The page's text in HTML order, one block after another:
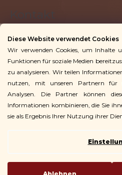
Diese Website verwendet Cookies
Wir verwenden Cookies, um Inhalte
Funktionen für soziale Medien
zu analysieren. Wir teilen
nutzen, mit unseren Partnern für
Analysen. Die Partner können
Informationen kombinieren, die Sie
sie als Ergebnis Ihrer Nutzung ihrer
d
e
r
L
i
s
t
e
ß
e
Kontakt
info@
+49 781 9563
Für Kunden
Copyright 2026Vingo.